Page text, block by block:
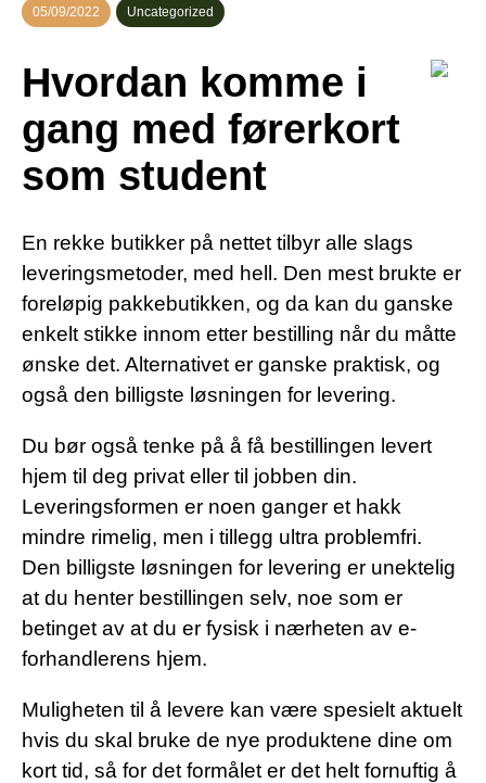
05/09/2022 Uncategorized
Hvordan komme i
gang med førerkort
som student
En rekke butikker på nettet tilbyr alle slags
leveringsmetoder, med hell. Den mest brukte er
foreløpig pakkebutikken, og da kan du ganske
enkelt stikke innom etter bestilling når du måtte
ønske det. Alternativet er ganske praktisk, og
også den billigste løsningen for levering.
Du bør også tenke på å få bestillingen levert
hjem til deg privat eller til jobben din.
Leveringsformen er noen ganger et hakk
mindre rimelig, men i tillegg ultra problemfri.
Den billigste løsningen for levering er unektelig
at du henter bestillingen selv, noe som er
betinget av at du er fysisk i nærheten av e-
forhandlerens hjem.
Muligheten til å levere kan være spesielt aktuelt
hvis du skal bruke de nye produktene dine om
kort tid, så for det formålet er det helt fornuftig å